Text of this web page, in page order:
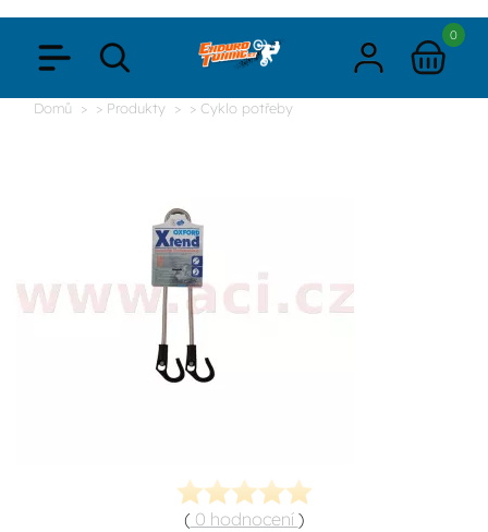
0
Domů > Produkty > Cyklo potřeby
( 0 hodnocení )